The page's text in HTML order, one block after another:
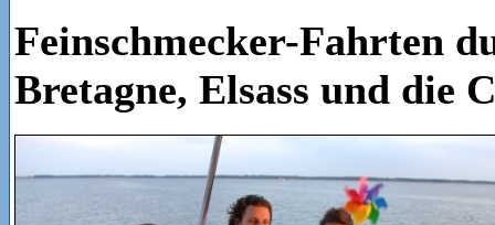
Feinschmecker-Fahrten
Bretagne, Elsass und die